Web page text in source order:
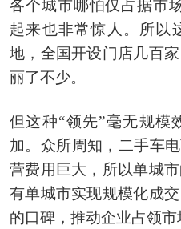
各个城市哪怕仅占据市
起来也非常惊人。所以
地，全国开设门店几百
丽了不少。
但这种“领先”毫无规模
加。众所周知，二手车
营费用巨大，所以单城
有单城市实现规模化成
的口碑，推动企业占领市